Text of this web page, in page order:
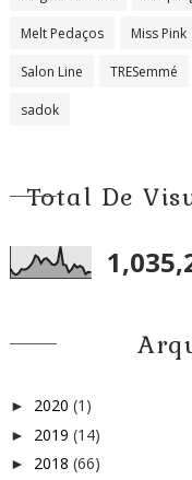
Melt Pedaços Miss Pink
Salon Line TRESemmé
sadok
Total De
► 2020 (1)
► 2019 (14)
► 2018 (66)